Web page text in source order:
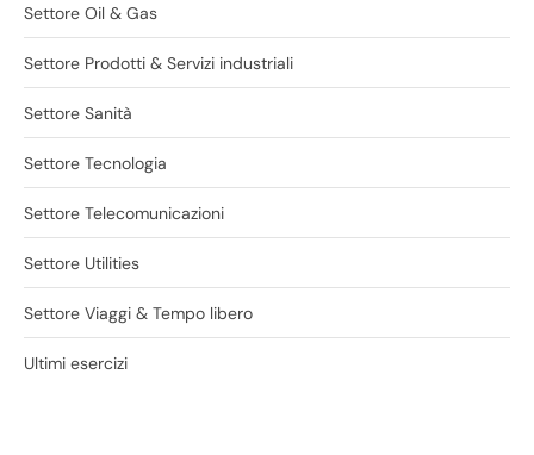
Settore Oil & Gas
Settore Prodotti & Servizi industriali
Settore Sanità
Settore Tecnologia
Settore Telecomunicazioni
Settore Utilities
Settore Viaggi & Tempo libero
Ultimi esercizi